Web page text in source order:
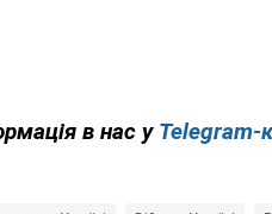
в нас у Telegram-